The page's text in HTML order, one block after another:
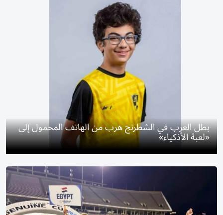
بطل العرب في الشطرنج هرب من الهاتف المحمول إلى
«لعبة الأذكياء»